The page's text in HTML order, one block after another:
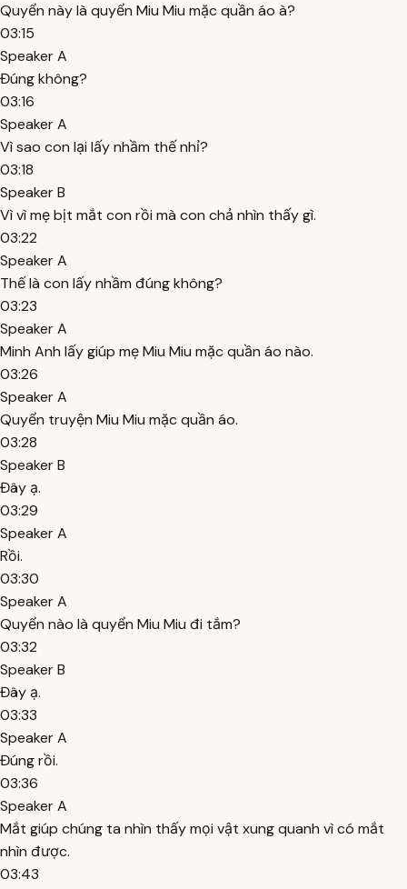
Quyển này là quyển Miu Miu mặc quần áo à?
03:15
Speaker A
Đúng không?
03:16
Speaker A
Vì sao con lại lấy nhầm thế nhỉ?
03:18
Speaker B
Vì vì mẹ bịt mắt con rồi mà con chả nhìn thấy gì.
03:22
Speaker A
Thế là con lấy nhầm đúng không?
03:23
Speaker A
Minh Anh lấy giúp mẹ Miu Miu mặc quần áo nào.
03:26
Speaker A
Quyển truyện Miu Miu mặc quần áo.
03:28
Speaker B
Đây ạ.
03:29
Speaker A
Rồi.
03:30
Speaker A
Quyển nào là quyển Miu Miu đi tắm?
03:32
Speaker B
Đây ạ.
03:33
Speaker A
Đúng rồi.
03:36
Speaker A
Mắt giúp chúng ta nhìn thấy mọi vật xung quanh vì có mắt
nhìn được.
03:43